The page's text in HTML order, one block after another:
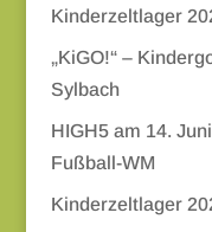
Kinderzeltlager
„KiGO!“ –
Sylbach
HIGH5 am 14.
Fußball-WM
Kinderzeltlager